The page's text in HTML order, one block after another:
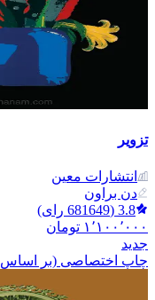
تزویر
انتشارات معین
دن براون
3.8
(
681649 رای)
۱٬۱۰۰٬۰۰۰ تومان
جدید
چاپ اختصاصی (بر اساس POD)